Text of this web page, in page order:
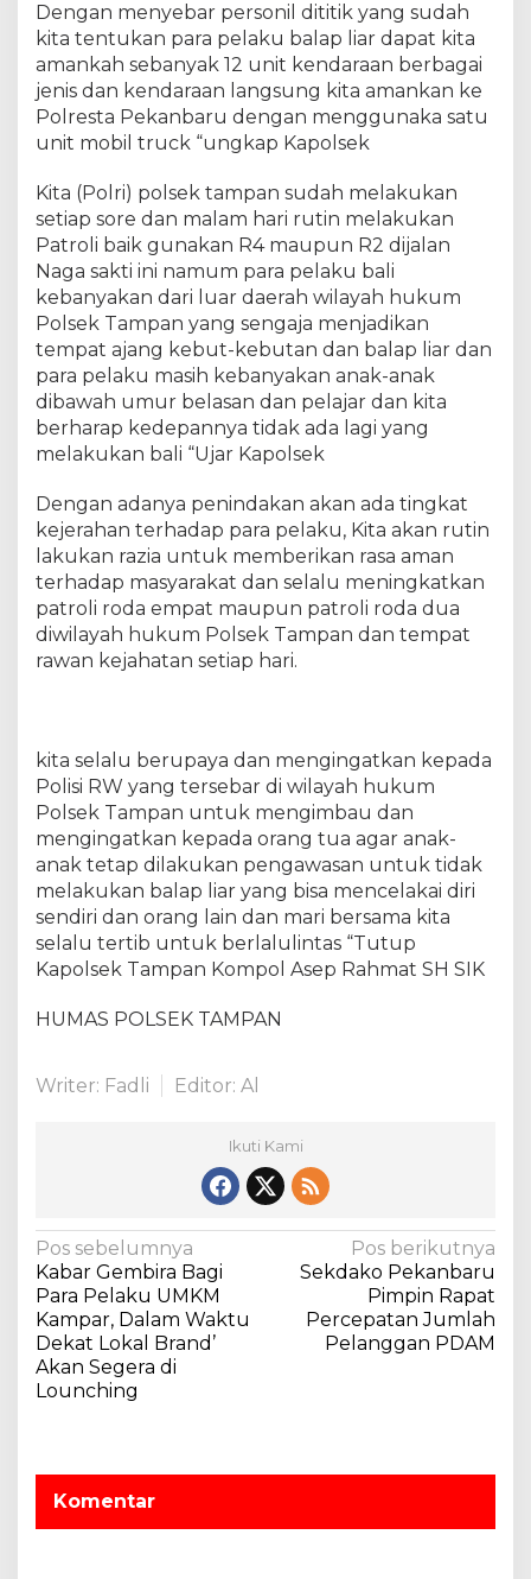
r
1
2
u
n
i
R
a
n
o
r
d
i
a
m
a
n
a
n
d
j
a
l
a
g
a
S
a
i
P
e
k
n
r
Dengan menyebar personil dititik yang sudah
kita tentukan para pelaku balap liar dapat kita
amankah sebanyak 12 unit kendaraan berbagai
jenis dan kendaraan langsung kita amankan ke
Polresta Pekanbaru dengan menggunaka satu
unit mobil truck “ungkap Kapolsek
Kita (Polri) polsek tampan sudah melakukan
setiap sore dan malam hari rutin melakukan
Patroli baik gunakan R4 maupun R2 dijalan
Naga sakti ini namum para pelaku bali
kebanyakan dari luar daerah wilayah hukum
Polsek Tampan yang sengaja menjadikan
tempat ajang kebut-kebutan dan balap liar dan
para pelaku masih kebanyakan anak-anak
dibawah umur belasan dan pelajar dan kita
berharap kedepannya tidak ada lagi yang
melakukan bali “Ujar Kapolsek
Dengan adanya penindakan akan ada tingkat
kejerahan terhadap para pelaku, Kita akan rutin
lakukan razia untuk memberikan rasa aman
terhadap masyarakat dan selalu meningkatkan
patroli roda empat maupun patroli roda dua
diwilayah hukum Polsek Tampan dan tempat
rawan kejahatan setiap hari.
kita selalu berupaya dan mengingatkan kepada
Polisi RW yang tersebar di wilayah hukum
Polsek Tampan untuk mengimbau dan
mengingatkan kepada orang tua agar anak-
anak tetap dilakukan pengawasan untuk tidak
melakukan balap liar yang bisa mencelakai diri
sendiri dan orang lain dan mari bersama kita
selalu tertib untuk berlalulintas “Tutup
Kapolsek Tampan Kompol Asep Rahmat SH SIK
HUMAS POLSEK TAMPAN
Writer: Fadli Editor: Al
Ikuti Kami
N
a
v
i
g
i
p
Pos sebelumnya
Kabar Gembira Bagi
Para Pelaku UMKM
Kampar, Dalam Waktu
Dekat Lokal Brand’
Akan Segera di
Lounching
Pos berikutnya
Sekdako Pekanbaru
Pimpin Rapat
Percepatan Jumlah
Pelanggan PDAM
Komentar